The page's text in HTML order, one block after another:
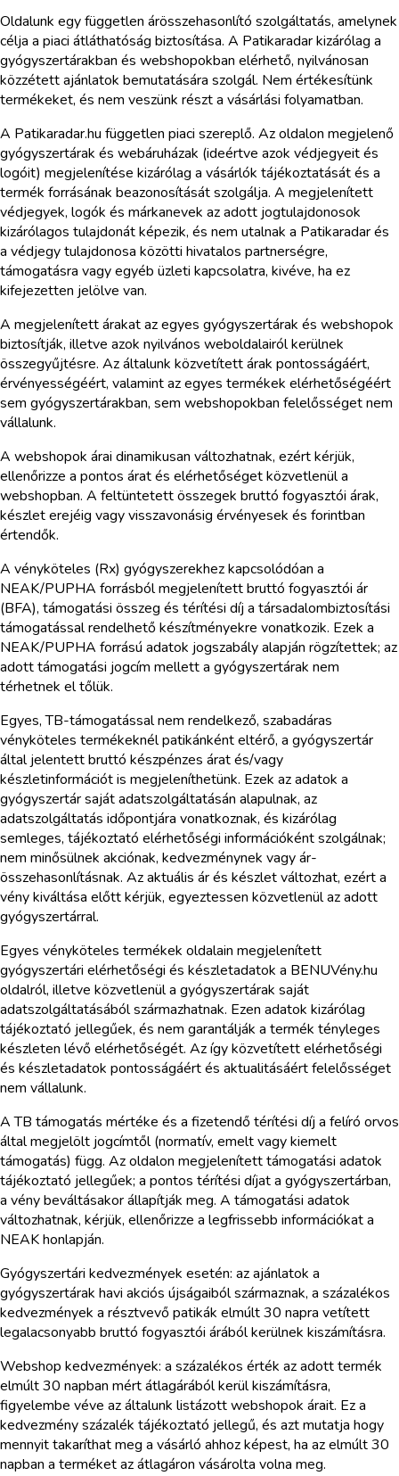
Oldalunk egy független árösszehasonlító szolgáltatás, amelynek
célja a piaci átláthatóság biztosítása. A Patikaradar kizárólag a
gyógyszertárakban és webshopokban elérhető, nyilvánosan
közzétett ajánlatok bemutatására szolgál. Nem értékesítünk
termékeket, és nem veszünk részt a vásárlási folyamatban.
A Patikaradar.hu független piaci szereplő. Az oldalon megjelenő
gyógyszertárak és webáruházak (ideértve azok védjegyeit és
logóit) megjelenítése kizárólag a vásárlók tájékoztatását és a
termék forrásának beazonosítását szolgálja. A megjelenített
védjegyek, logók és márkanevek az adott jogtulajdonosok
kizárólagos tulajdonát képezik, és nem utalnak a Patikaradar és
a védjegy tulajdonosa közötti hivatalos partnerségre,
támogatásra vagy egyéb üzleti kapcsolatra, kivéve, ha ez
kifejezetten jelölve van.
A megjelenített árakat az egyes gyógyszertárak és webshopok
biztosítják, illetve azok nyilvános weboldalairól kerülnek
összegyűjtésre. Az általunk közvetített árak pontosságáért,
érvényességéért, valamint az egyes termékek elérhetőségéért
sem gyógyszertárakban, sem webshopokban felelősséget nem
vállalunk.
A webshopok árai dinamikusan változhatnak, ezért kérjük,
ellenőrizze a pontos árat és elérhetőséget közvetlenül a
webshopban. A feltüntetett összegek bruttó fogyasztói árak,
készlet erejéig vagy visszavonásig érvényesek és forintban
értendők.
A vényköteles (Rx) gyógyszerekhez kapcsolódóan a
NEAK/PUPHA forrásból megjelenített bruttó fogyasztói ár
(BFA), támogatási összeg és térítési díj a társadalombiztosítási
támogatással rendelhető készítményekre vonatkozik. Ezek a
NEAK/PUPHA forrású adatok jogszabály alapján rögzítettek; az
adott támogatási jogcím mellett a gyógyszertárak nem
térhetnek el tőlük.
Egyes, TB-támogatással nem rendelkező, szabadáras
vényköteles termékeknél patikánként eltérő, a gyógyszertár
által jelentett bruttó készpénzes árat és/vagy
készletinformációt is megjeleníthetünk. Ezek az adatok a
gyógyszertár saját adatszolgáltatásán alapulnak, az
adatszolgáltatás időpontjára vonatkoznak, és kizárólag
semleges, tájékoztató elérhetőségi információként szolgálnak;
nem minősülnek akciónak, kedvezménynek vagy ár-
összehasonlításnak. Az aktuális ár és készlet változhat, ezért a
vény kiváltása előtt kérjük, egyeztessen közvetlenül az adott
gyógyszertárral.
Egyes vényköteles termékek oldalain megjelenített
gyógyszertári elérhetőségi és készletadatok a BENUVény.hu
oldalról, illetve közvetlenül a gyógyszertárak saját
adatszolgáltatásából származhatnak. Ezen adatok kizárólag
tájékoztató jellegűek, és nem garantálják a termék tényleges
készleten lévő elérhetőségét. Az így közvetített elérhetőségi
és készletadatok pontosságáért és aktualitásáért felelősséget
nem vállalunk.
A TB támogatás mértéke és a fizetendő térítési díj a felíró orvos
által megjelölt jogcímtől (normatív, emelt vagy kiemelt
támogatás) függ. Az oldalon megjelenített támogatási adatok
tájékoztató jellegűek; a pontos térítési díjat a gyógyszertárban,
a vény beváltásakor állapítják meg. A támogatási adatok
változhatnak, kérjük, ellenőrizze a legfrissebb információkat a
NEAK honlapján.
Gyógyszertári kedvezmények esetén: az ajánlatok a
gyógyszertárak havi akciós újságaiból származnak, a százalékos
kedvezmények a résztvevő patikák elmúlt 30 napra vetített
legalacsonyabb bruttó fogyasztói árából kerülnek kiszámításra.
Webshop kedvezmények: a százalékos érték az adott termék
elmúlt 30 napban mért átlagárából kerül kiszámításra,
figyelembe véve az általunk listázott webshopok árait. Ez a
kedvezmény százalék tájékoztató jellegű, és azt mutatja hogy
mennyit takaríthat meg a vásárló ahhoz képest, ha az elmúlt 30
napban a terméket az átlagáron vásárolta volna meg.